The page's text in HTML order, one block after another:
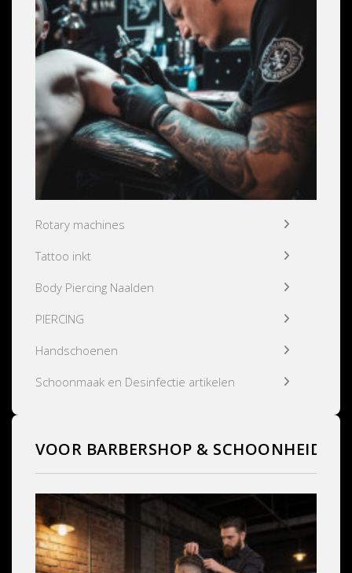
Rotary machines
Tattoo inkt
Body Piercing Naalden
PIERCING
Handschoenen
Schoonmaak en Desinfectie artikelen
VOOR BARBERSHOP &